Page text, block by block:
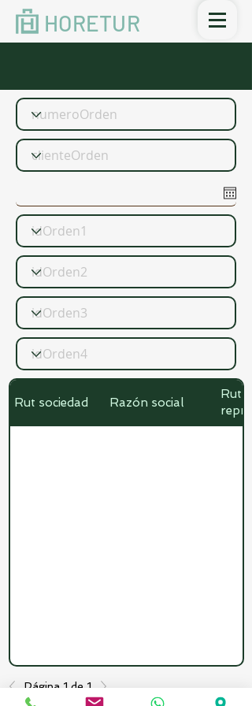
HORETUR
Rut sociedad Razón social
Rut
Página 1 de 1